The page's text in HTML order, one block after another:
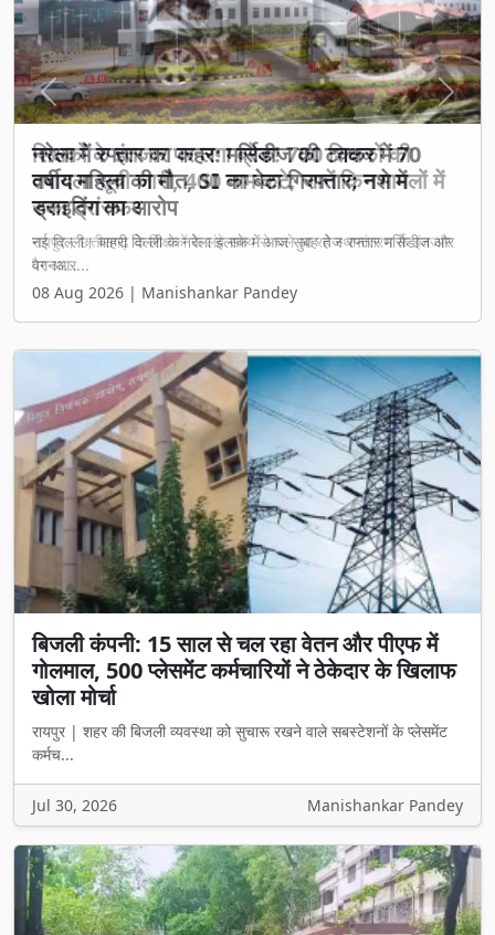
शिक्षकों के इंतजार पर लगा ब्रेक! 700 शिक्षकों की
तबादला सूची जारी, 400 नाम कटे; जानें किन मामलों में
रुका ट्रांसफर
रायपुर। छत्तीसगढ़ के शिक्षकों के लंबे समय से चले आ रहे स्थानांतरण के इंतजार
पर आ...
08 Aug 2026 | Manishankar Pandey
Previous Next
बिजली कंपनी: 15 साल से चल रहा वेतन और पीएफ में
गोलमाल, 500 प्लेसमेंट कर्मचारियों ने ठेकेदार के खिलाफ
खोला मोर्चा
रायपुर | शहर की बिजली व्यवस्था को सुचारू रखने वाले सबस्टेशनों के प्लेसमेंट
कर्मच...
Jul 30, 2026 Manishankar Pandey